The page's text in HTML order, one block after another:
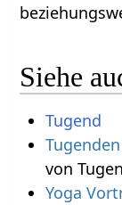
Siehe
Tugend
von
Yoga